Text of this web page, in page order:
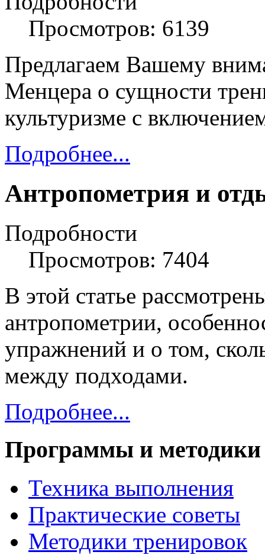
Просмотров: 6139
Предлагаем Вашему
Менцера о сущности
культуризме с
Подробнее...
Aнтропометрия и
Подробности
Просмотров: 7404
В этой статье
антропометрии,
упражнений и о том,
между подходами.
Подробнее...
Программы и методики
Техника выполнения
Практические советы
Методики тренировок